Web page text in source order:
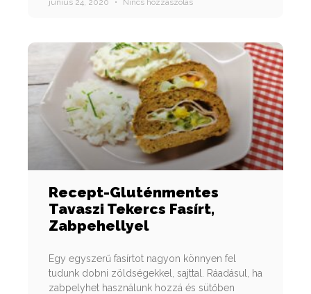
június 24, 2020 Nincs hozzászólás
Recept-Gluténmentes
Tavaszi Tekercs Fasírt,
Zabpehellyel
Egy egyszerű fasírtot nagyon könnyen fel
tudunk dobni zöldségekkel, sajttal. Ráadásul, ha
zabpelyhet használunk hozzá és sütőben